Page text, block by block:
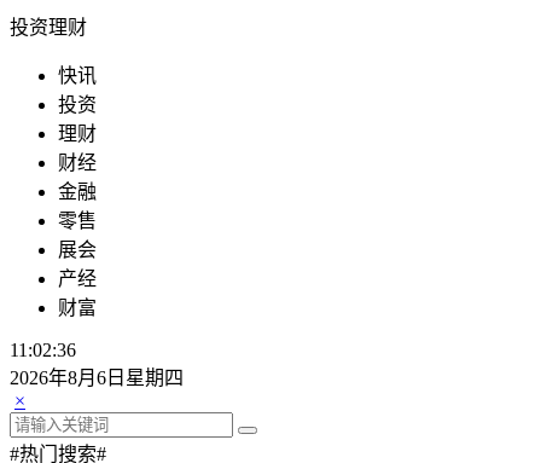
投资理财
快讯
投资
理财
财经
金融
零售
展会
产经
财富
11:02:36
2026年8月6日星期四
×
#热门搜索#